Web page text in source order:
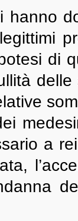
hanno
di
a